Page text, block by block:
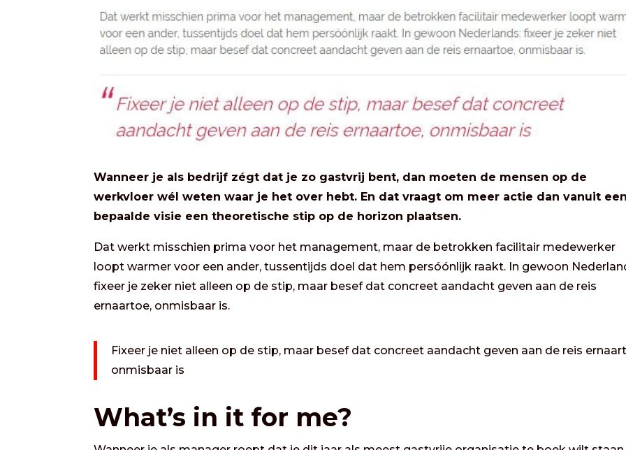
Wanneer je als bedrijf zégt dat je zo gastvrij bent, dan moeten de mensen op de
werkvloer wél weten waar je het over hebt. En dat vraagt om meer actie dan vanuit een
bepaalde visie een theoretische stip op de horizon plaatsen.
Dat werkt misschien prima voor het management, maar de betrokken facilitair medewerker
loopt warmer voor een ander, tussentijds doel dat hem persóónlijk raakt. In gewoon
fixeer je zeker niet alleen op de stip, maar besef dat concreet aandacht geven aan de reis
ernaartoe, onmisbaar is.
Fixeer je niet alleen op de stip, maar besef dat concreet aandacht geven aan de reis
onmisbaar is
What’s in it for me?